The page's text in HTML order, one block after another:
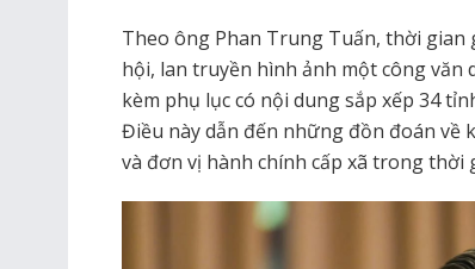
Theo ông Phan Trung Tuấn, thời gian
hội, lan truyền hình ảnh một công văn
kèm phụ lục có nội dung sắp xếp 34
Điều này dẫn đến những đồn đoán về
và đơn vị hành chính cấp xã trong thời